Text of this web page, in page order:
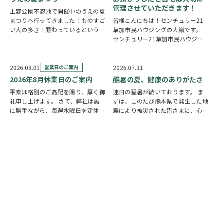
上野公園不忍池で開催中のうえの夏
まつりへ行ってきました！ものすご
い人の多さ！賑わっているという言
んでいる様子がとても印象的でした
会場にはたく…
管理させていただきます！
皆様こんにちは！センチュリー21
草加市民ハウジングの大嶺です。
センチュリー21草加市民ハウジン
ろんですが近隣の道路まで掃除をし
ております。 売却の依頼を受けて
いるお客様のお宅…
2026.08.01 営業日のご案内
2026年8月休業日のご案内
平素は格別のご高配を賜り、厚く御
礼申し上げます。 さて、弊社は誠
に勝手ながら、毎週水曜日を定休日
2026.07.31
酷暑の夏、健康のありがたさ
連日の猛暑が続いております。 ま
ずは、このたび熊本県で発生した地
震により被災された皆さまに、心よ